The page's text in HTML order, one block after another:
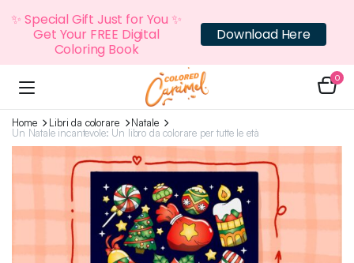
0
Home Libri da colorare
Natale
Un Natale incantevole: Un libro da colorare per tutte le età
✨ Special Gift Just for You ✨
Get Your FREE Digital
Coloring Book
Download Here